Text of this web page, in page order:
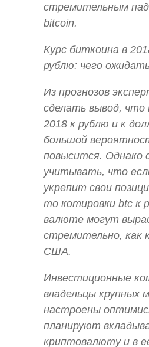
стремительным
bitcoin.
Курс биткоина в
рублю: чего
Из прогнозов
сделать вывод, что
2018 к рублю и к
большой
повысится. Однако
учитывать, что
укрепит свои
то котировки btc к
валюте могут
стремительно, как
США.
Инвестиционные
владельцы крупных
настроены
планируют
криптовалюту и в